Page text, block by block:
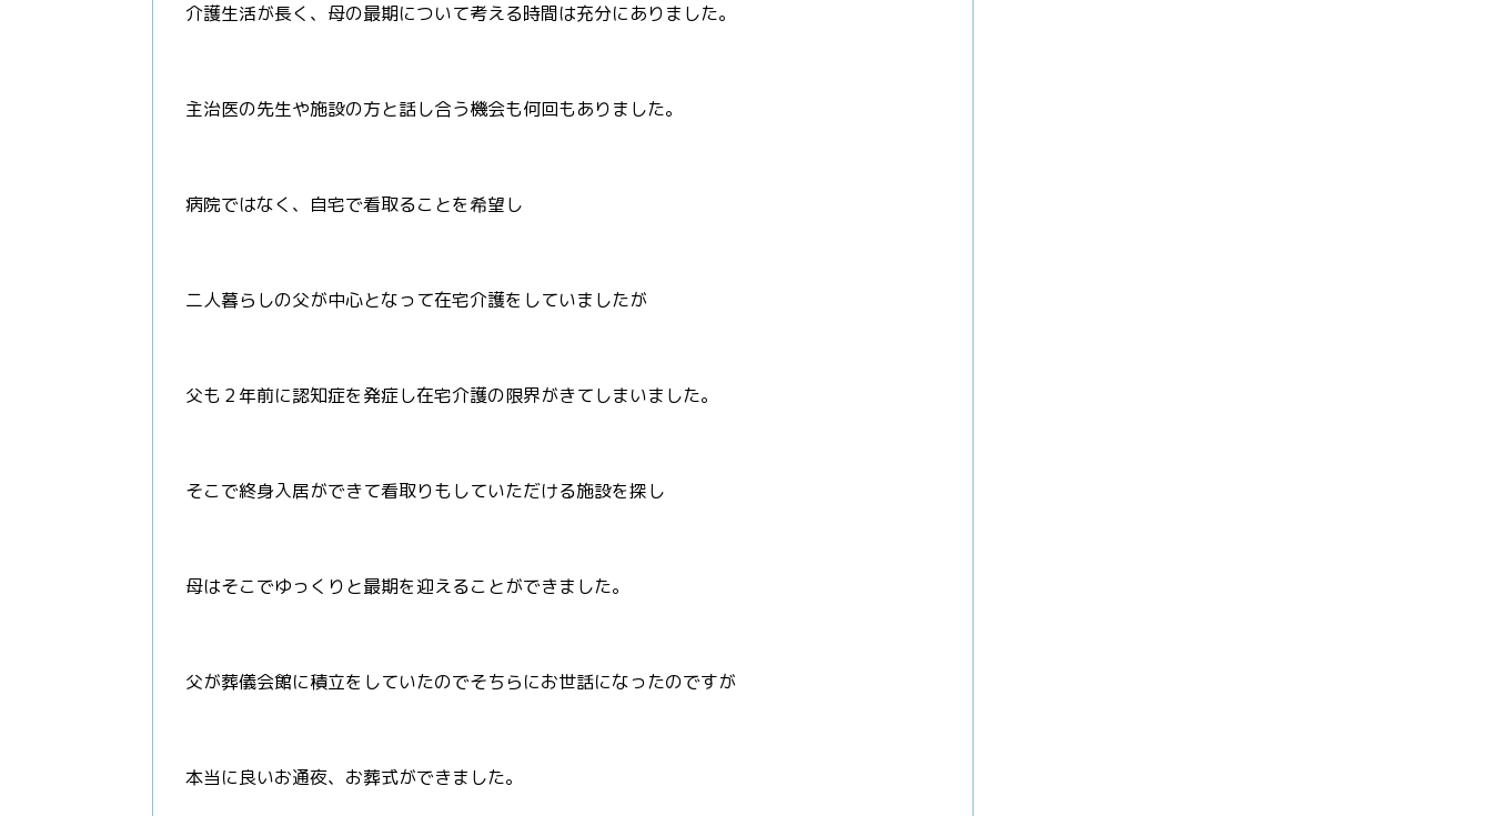
介護生活が長く、母の最期について考える時間は充分にありました。
主治医の先生や施設の方と話し合う機会も何回もありました。
病院ではなく、自宅で看取ることを希望し
二人暮らしの父が中心となって在宅介護をしていましたが
父も２年前に認知症を発症し在宅介護の限界がきてしまいました。
そこで終身入居ができて看取りもしていただける施設を探し
母はそこでゆっくりと最期を迎えることができました。
父が葬儀会館に積立をしていたのでそちらにお世話になったのですが
本当に良いお通夜、お葬式ができました。